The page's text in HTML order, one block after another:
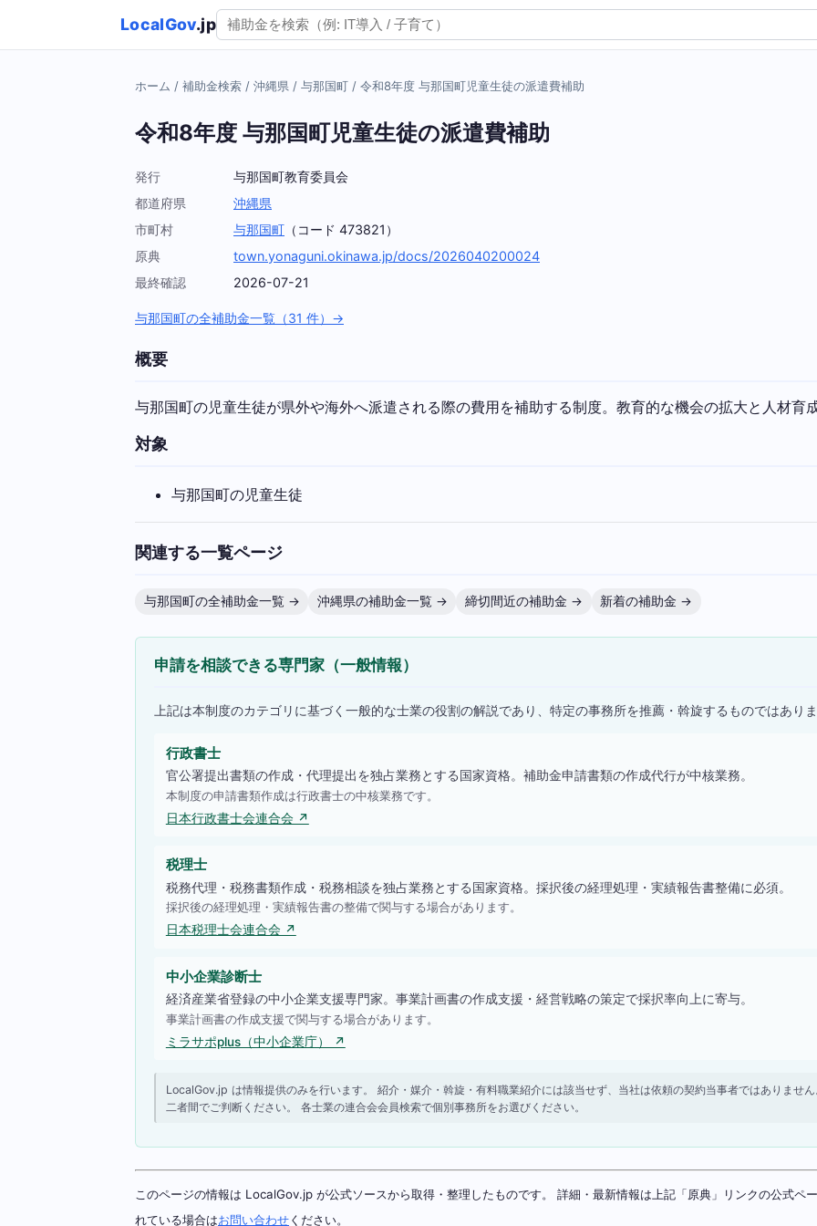
LocalGov.jp
ホーム / 補助金検索 / 沖縄県 / 与那国町 / 令和8年度 与那国町児童生徒の派遣費補助
令和8年度 与那国町児童生徒の派遣費補助
発行
与那国町教育委員会
都道府県
沖縄県
市町村
与那国町 （コード 473821）
原典
town.yonaguni.okinawa.jp/docs/2026040200024
最終確認
2026-07-21
与那国町の全補助金一覧（31 件）→
概要
与那国町の児童生徒が県外や海外へ派遣される際の費用を補助する制度。教育的な機会の拡大と人材育
対象
与那国町の児童生徒
関連する一覧ページ
与那国町の全補助金一覧 → 沖縄県の補助金一覧 → 締切間近の補助金 → 新着の補助金 →
申請を相談できる専門家（一般情報）
上記は本制度のカテゴリに基づく一般的な士業の役割の解説であり、特定の事務所を推薦・斡旋するものではあり
行政書士
官公署提出書類の作成・代理提出を独占業務とする国家資格。補助金申請書類の作成代行が中核業務。
本制度の申請書類作成は行政書士の中核業務です。
日本行政書士会連合会 ↗
税理士
税務代理・税務書類作成・税務相談を独占業務とする国家資格。採択後の経理処理・実績報告書整備に必須。
採択後の経理処理・実績報告書の整備で関与する場合があります。
日本税理士会連合会 ↗
中小企業診断士
経済産業省登録の中小企業支援専門家。事業計画書の作成支援・経営戦略の策定で採択率向上に寄与。
事業計画書の作成支援で関与する場合があります。
ミラサポplus（中小企業庁） ↗
LocalGov.jp は情報提供のみを行います。 紹介・媒介・斡旋・有料職業紹介には該当せず、当社は依頼の契約当事者ではありませ
二者間でご判断ください。 各士業の連合会会員検索で個別事務所をお選びください。
このページの情報は LocalGov.jp が公式ソースから取得・整理したものです。 詳細・最新情報は上記「原典」リンクの公式ペ
れている場合はお問い合わせください。